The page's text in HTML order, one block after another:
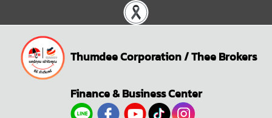
Thumdee Corporation/Thee Brokers
Finance & Business Center